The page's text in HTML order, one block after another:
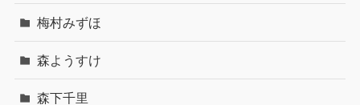
梅村みずほ
森ようすけ
森下千里